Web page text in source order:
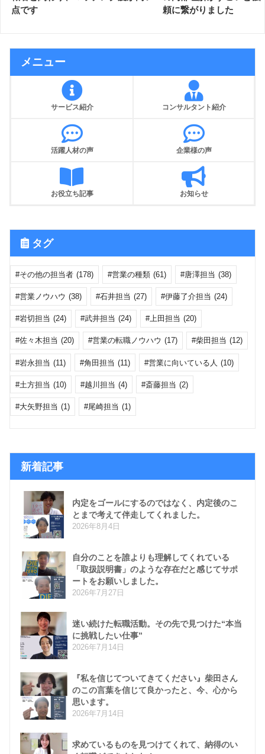
点です
頼に繋がりました
メニュー
サービス紹介 コンサルタント紹介
活躍人材の声 企業様の声
お役立ち記事 お知らせ
タグ
その他の担当者 (178) 営業の種類 (61) 唐澤担当 (38)
営業ノウハウ (38) 石井担当 (27) 伊藤了介担当 (24)
岩切担当 (24) 武井担当 (24) 上田担当 (20)
佐々木担当 (20) 営業の転職ノウハウ (17) 柴田担当 (12)
岩永担当 (11) 角田担当 (11) 営業に向いている人 (10)
土方担当 (10) 越川担当 (4) 斎藤担当 (2)
大矢野担当 (1) 尾崎担当 (1)
新着記事
内定をゴールにするのではなく、内定後のこ
とまで考えて伴走してくれました。
2026年8月4日
自分のことを誰よりも理解してくれている
「取扱説明書」のような存在だと感じてサポ
ートをお願いしました。
2026年7月27日
迷い続けた転職活動。その先で見つけた“本当
に挑戦したい仕事”
2026年7月14日
『私を信じてついてきてください』柴田さん
のこの言葉を信じて良かったと、今、心から
思います。
2026年7月14日
求めているものを見つけてくれて、納得のい